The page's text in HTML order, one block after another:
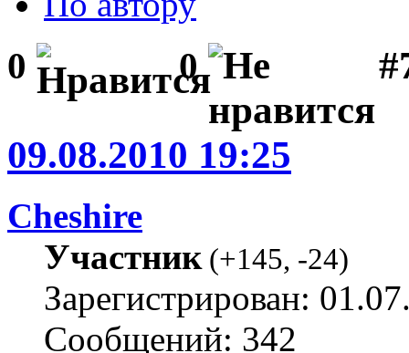
0 0
09.08.2010 19:25
Cheshire
Участник(+145, -24)
Зарегистрирован:
Сообщений: 342